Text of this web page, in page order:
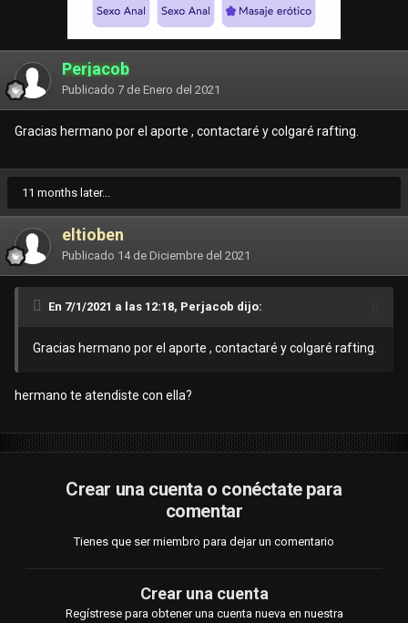
Perjacob
Publicado 7 de Enero del 2021
Gracias hermano por el aporte , contactaré y colgaré rafting.
11 months later...
eltioben
Publicado 14 de Diciembre del 2021
En 7/1/2021 a las 12:18, Perjacob dijo:
Gracias hermano por el aporte , contactaré y colgaré rafting.
hermano te atendiste con ella?
Crear una cuenta o conéctate para
comentar
Tienes que ser miembro para dejar un comentario
Crear una cuenta
Regístrese para obtener una cuenta nueva en nuestra